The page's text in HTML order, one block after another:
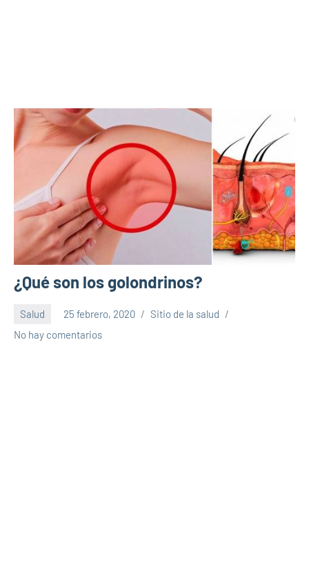
¿Qué son los golondrinos?
Salud 25 febrero, 2020
Sitio de la salud
No hay comentarios